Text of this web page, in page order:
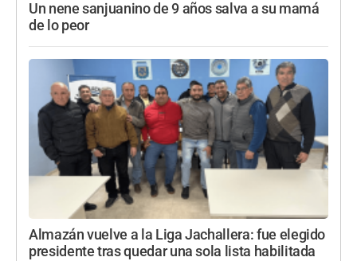
Un nene sanjuanino de 9 años salva a su mamá
de lo peor
Almazán vuelve a la Liga Jachallera: fue elegido
presidente tras quedar una sola lista habilitada